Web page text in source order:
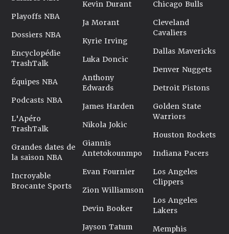
Playoffs NBA
Dossiers NBA
Encyclopédie
TrashTalk
Équipes NBA
Podcasts NBA
L'Apéro
TrashTalk
Grandes dates de
la saison NBA
Incroyable
Brocante Sports
Kevin Durant
Ja Morant
Kyrie Irving
Luka Doncic
Anthony
Edwards
James Harden
Nikola Jokic
Giannis
Antetokounmpo
Evan Fournier
Zion Williamson
Devin Booker
Jayson Tatum
Chicago Bulls
Cleveland
Cavaliers
Dallas Mavericks
Denver Nuggets
Detroit Pistons
Golden State
Warriors
Houston Rockets
Indiana Pacers
Los Angeles
Clippers
Los Angeles
Lakers
Memphis